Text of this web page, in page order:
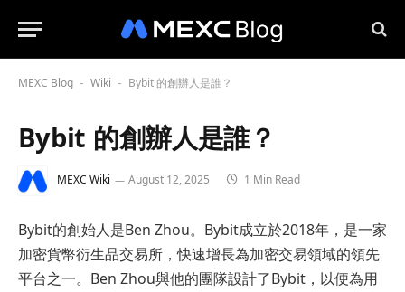
MEXC Blog - Wiki - Bybit 的創辦人是誰？
Bybit 的創辦人是誰？
MEXC Wiki August 12, 2025 1 Min Read
Bybit的創始人是Ben Zhou。Bybit成立於2018年，是一家
加密貨幣衍生品交易所，快速增長為加密交易領域的領先
平台之一。Ben Zhou與他的團隊設計了Bybit，以便為用